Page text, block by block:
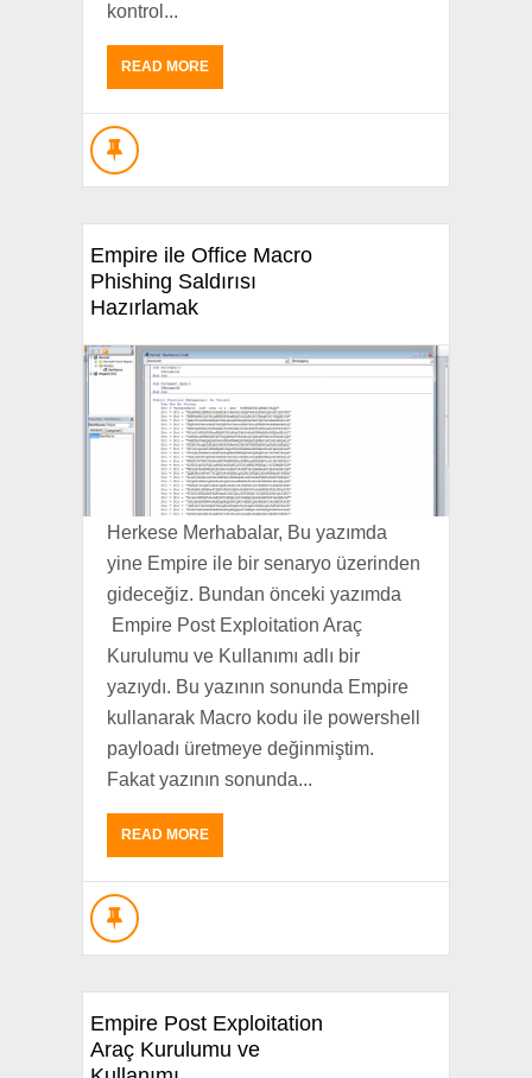
kontrol...
READ MORE
Empire ile Office Macro
Phishing Saldırısı
Hazırlamak
Herkese Merhabalar, Bu yazımda
yine Empire ile bir senaryo üzerinden
gideceğiz. Bundan önceki yazımda
Empire Post Exploitation Araç
Kurulumu ve Kullanımı adlı bir
yazıydı. Bu yazının sonunda Empire
kullanarak Macro kodu ile powershell
payloadı üretmeye değinmiştim.
Fakat yazının sonunda...
READ MORE
Empire Post Exploitation
Araç Kurulumu ve